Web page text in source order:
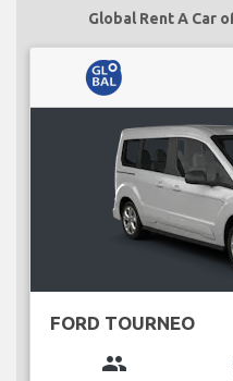
Global Rent A Car
FORD TOURNEO
group